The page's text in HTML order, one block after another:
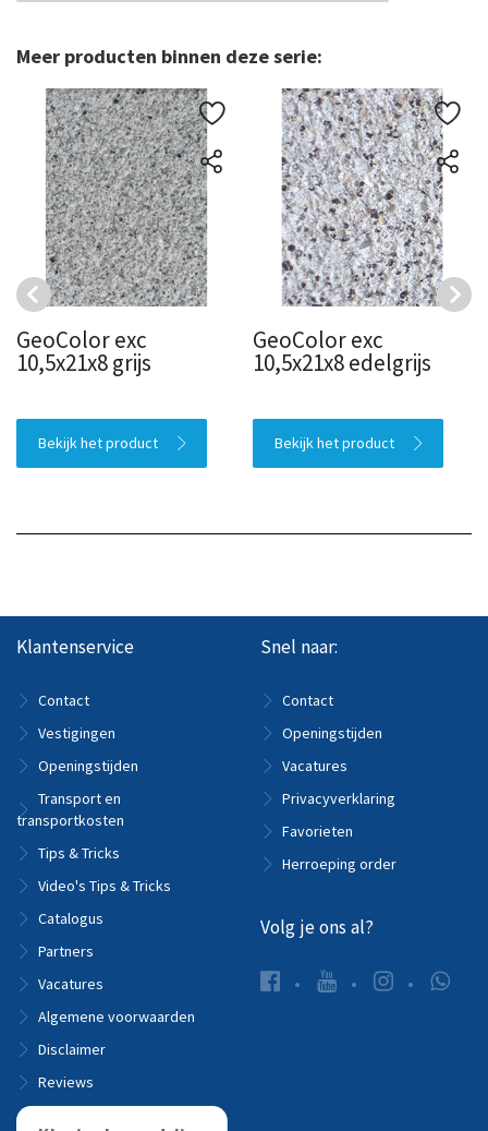
Meer producten binnen deze serie:
GeoColor exc
10,5x21x8 grijs
Bekijk het product
GeoColor exc
10,5x21x8 edelgrijs
Bekijk het product
Klantenservice
Contact
Vestigingen
Openingstijden
Transport en
transportkosten
Tips & Tricks
Video's Tips & Tricks
Catalogus
Partners
Vacatures
Algemene voorwaarden
Disclaimer
Reviews
Snel naar:
Contact
Openingstijden
Vacatures
Privacyverklaring
Favorieten
Herroeping order
Volg je ons al?